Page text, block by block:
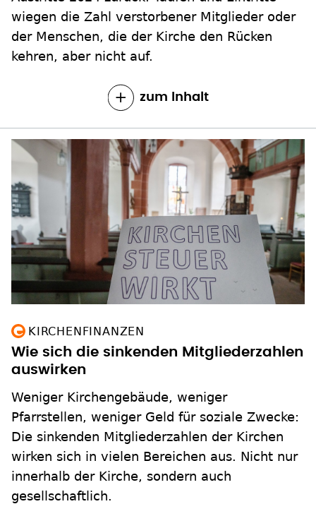
wiegen die Zahl verstorbener Mitglieder oder
der Menschen, die der Kirche den Rücken
kehren, aber nicht auf.
zum Inhalt
KIRCHENFINANZEN
Wie sich die sinkenden Mitgliederzahlen
auswirken
Weniger Kirchengebäude, weniger
Pfarrstellen, weniger Geld für soziale Zwecke:
Die sinkenden Mitgliederzahlen der Kirchen
wirken sich in vielen Bereichen aus. Nicht nur
innerhalb der Kirche, sondern auch
gesellschaftlich.